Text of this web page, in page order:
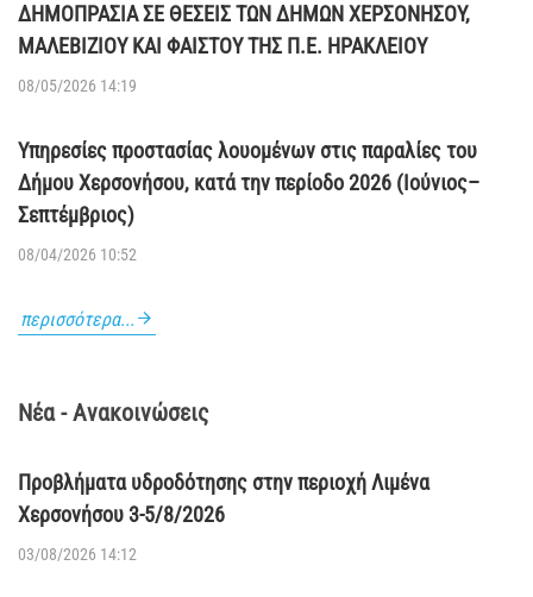
ΔΗΜΟΠΡΑΣΙΑ ΣΕ ΘΕΣΕΙΣ ΤΩΝ ΔΗΜΩΝ ΧΕΡΣΟΝΗΣΟΥ,
ΜΑΛΕΒΙΖΙΟΥ ΚΑΙ ΦΑΙΣΤΟΥ ΤΗΣ Π.Ε. ΗΡΑΚΛΕΙΟΥ
08/05/2026 14:19
Υπηρεσίες προστασίας λουομένων στις παραλίες του
Δήμου Χερσονήσου, κατά την περίοδο 2026 (Ιούνιος–
Σεπτέμβριος)
08/04/2026 10:52
περισσότερα...
Νέα - Ανακοινώσεις
Προβλήματα υδροδότησης στην περιοχή Λιμένα
Χερσονήσου 3-5/8/2026
03/08/2026 14:12